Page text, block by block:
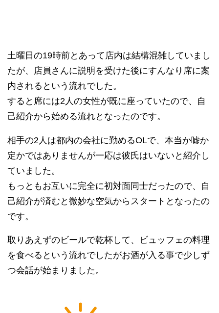
土曜日の19時前とあって店内は結構混雑していまし
たが、店員さんに説明を受けた後にすんなり席に案
内されるという流れでした。
すると席には2人の女性が既に座っていたので、自
己紹介から始める流れとなったのです。
相手の2人は都内の会社に勤めるOLで、本当か嘘か
定かではありませんが一応は彼氏はいないと紹介し
ていました。
もっともお互いに完全に初対面同士だったので、自
己紹介が済むと微妙な空気からスタートとなったの
です。
取りあえずのビールで乾杯して、ビュッフェの料理
を食べるという流れでしたがお酒が入る事で少しず
つ会話が始まりました。